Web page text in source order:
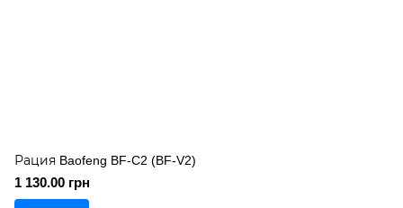
Рация Baofeng BF-C2 (BF-V2)
1 130.00 грн